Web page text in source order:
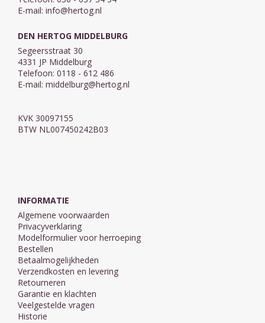
E-mail: info@hertog.nl
DEN HERTOG MIDDELBURG
Segeersstraat 30
4331 JP Middelburg
Telefoon: 0118 - 612 486
E-mail: middelburg@hertog.nl
KVK 30097155
BTW NL007450242B03
INFORMATIE
Algemene voorwaarden
Privacyverklaring
Modelformulier voor herroeping
Bestellen
Betaalmogelijkheden
Verzendkosten en levering
Retourneren
Garantie en klachten
Veelgestelde vragen
Historie